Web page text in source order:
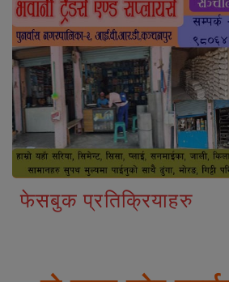
फेसबुक प्रतिक्रियाहरु